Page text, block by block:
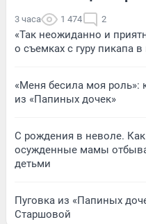
3 часа 1 474 2
«Так неожиданно и
о съемках с гуру пикапа
«Меня бесила моя роль»:
из «Папиных дочек»
С рождения в неволе.
осужденные мамы
детьми
Пуговка из «Папиных
Старшовой